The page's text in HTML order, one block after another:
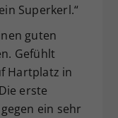
Superkerl.“
guten
Gefühlt
Hartplatz in
erste
ein sehr